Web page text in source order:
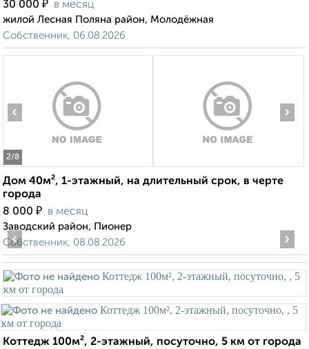
30 000 ₽ в месяц
жилой Лесная Поляна район, Молодёжная
Собственник, 06.08.2026
2/8
‹ ›
Дом 40м², 1-этажный, на длительный срок, в черте
города
8 000 ₽ в месяц
Заводский район, Пионер
Собственник, 08.08.2026
‹ ›
Коттедж 100м², 2-этажный, посуточно, 5 км от города